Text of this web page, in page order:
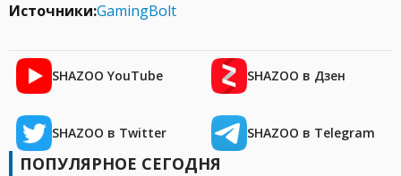
Источники:GamingBolt
SHAZOO YouTube SHAZOO в Дзен
SHAZOO в Twitter SHAZOO в Telegram
ПОПУЛЯРНОЕ СЕГОДНЯ